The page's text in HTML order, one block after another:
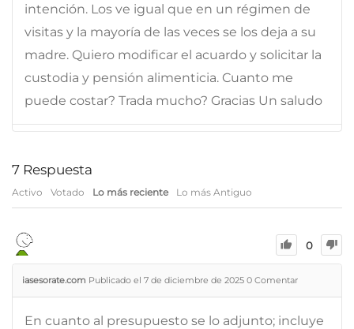
intención. Los ve igual que en un régimen de
visitas y la mayoría de las veces se los deja a su
madre. Quiero modificar el acuardo y solicitar la
custodia y pensión alimenticia. Cuanto me
puede costar? Trada mucho? Gracias Un saludo
7 Respuesta
Activo Votado Lo más reciente Lo más Antiguo
0
iasesorate.com Publicado el 7 de diciembre de 2025 0 Comentar
En cuanto al presupuesto se lo adjunto; incluye